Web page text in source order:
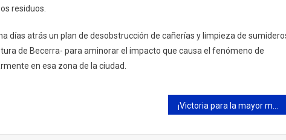
residuos.
días atrás un plan de desobstrucción de cañerías y limpieza de
de Becerra- para aminorar el impacto que causa el fenómeno de
en esa zona de la ciudad.
¡Victoria para la mayor masculina de handball del Campana Boat Club!